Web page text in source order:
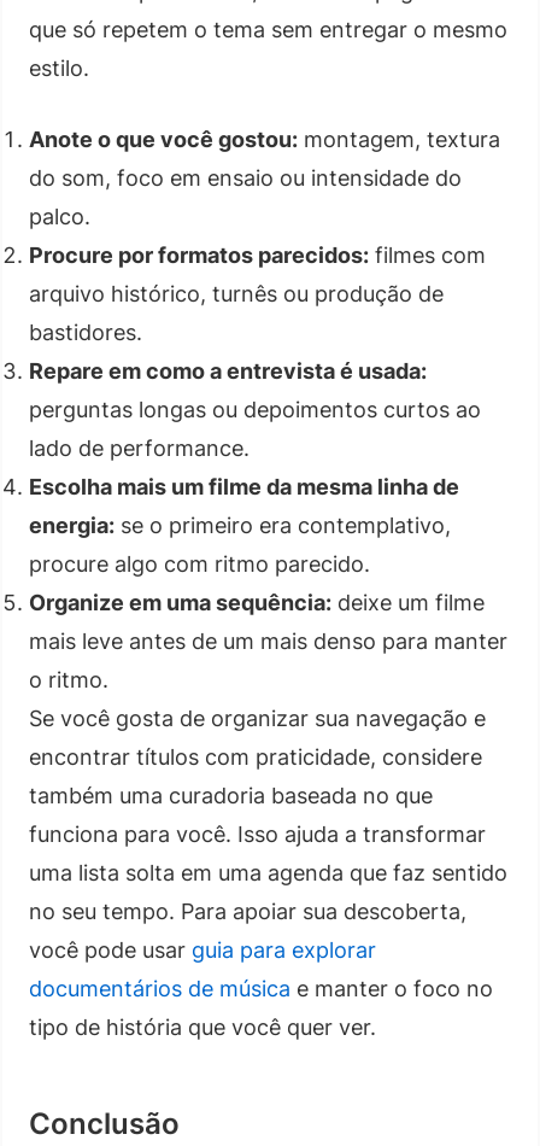
que só repetem o tema sem entregar o mesmo
estilo.
Anote o que você gostou: montagem, textura
do som, foco em ensaio ou intensidade do
palco.
Procure por formatos parecidos: filmes com
arquivo histórico, turnês ou produção de
bastidores.
Repare em como a entrevista é usada:
perguntas longas ou depoimentos curtos ao
lado de performance.
Escolha mais um filme da mesma linha de
energia: se o primeiro era contemplativo,
procure algo com ritmo parecido.
Organize em uma sequência: deixe um filme
mais leve antes de um mais denso para manter
o ritmo.
Se você gosta de organizar sua navegação e
encontrar títulos com praticidade, considere
também uma curadoria baseada no que
funciona para você. Isso ajuda a transformar
uma lista solta em uma agenda que faz sentido
no seu tempo. Para apoiar sua descoberta,
você pode usar guia para explorar
documentários de música e manter o foco no
tipo de história que você quer ver.
Conclusão